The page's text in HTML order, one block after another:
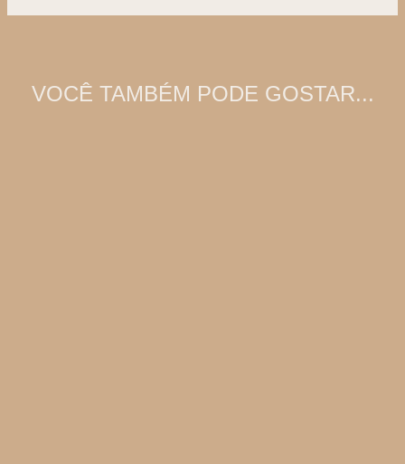
VOCÊ TAMBÉM PODE GOSTAR...